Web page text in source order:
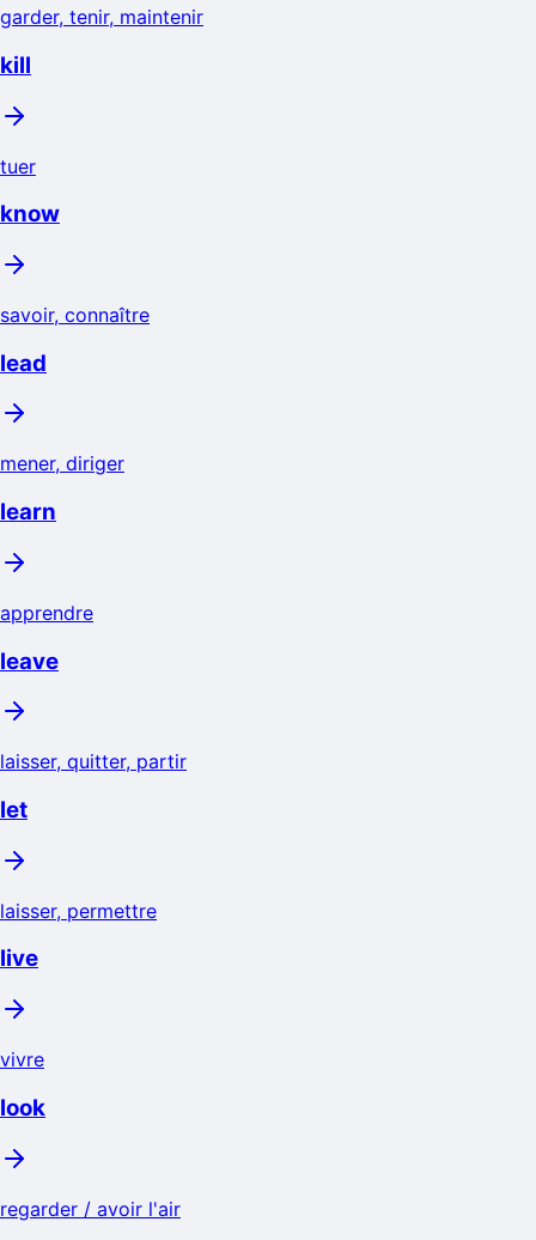
garder, tenir, maintenir
kill
tuer
know
savoir, connaître
lead
mener, diriger
learn
apprendre
leave
laisser, quitter, partir
let
laisser, permettre
live
vivre
look
regarder / avoir l'air